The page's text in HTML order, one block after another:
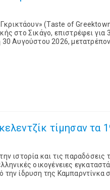
(Taste of
στο Σικάγο, επιστρέφει για
Αυγούστου 2026,
τίμησαν τα
ιστορία και τις
οικογένειες
ίδρυση της Καμπαρντίνκα